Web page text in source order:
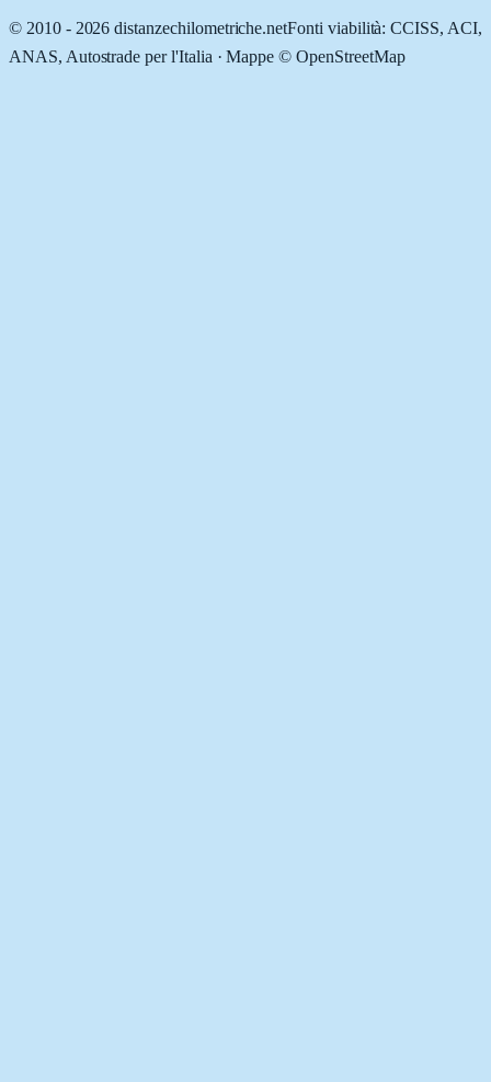
© 2010 - 2026 distanzechilometriche.netFonti viabilità: CCISS, ACI,
ANAS, Autostrade per l'Italia · Mappe © OpenStreetMap